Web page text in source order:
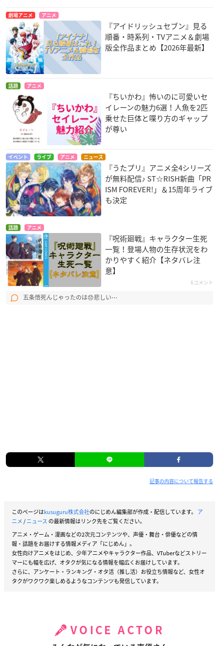
劇場アニメ アニメ
『アイドリッシュセブン』見る
順番・時系列・TVアニメ＆劇場
版全作品まとめ【2026年最新】
話題 アニメ
『ちいかわ』怖いのに可愛いセ
イレーンの魅力6選！人魚を2匹
乗せた巨体と喋り方のギャップ
が尊い
イベント ライブ アニメ ニュース
『うたプリ』アニメ全4シリーズ
が無料配信♪ ST☆RISH新曲「PR
ISM FOREVER!」＆15周年ライブ
も決定
話題 アニメ
『呪術廻戦』キャラクター生死
一覧！登場人物の生存状況をわ
かりやすく紹介【ネタバレ注
意】
6コメント
五条悟死んじゃったのは😞悲しい⋯
記事の内容について報告する
このページはkusuguru株式会社のにじめん編集部が作成・配信しています。 ア
ニメ/ニュース の最新情報はリンク先をご覧ください。
アニメ・ゲーム・漫画などの2次元コンテンツや、声優・舞台・俳優などの情
報・話題をお届けする情報メディア「にじめん」。
女性向けアニメをはじめ、少年アニメやキャラクター作品、VTuberなどストリー
マーにも幅を広げ、オタクが気になる情報を幅広くお届けしています。
さらに、アンケート・ランキング・オタ活（推し活）お役立ち情報など、女性オ
タクがワクワク楽しめるようなコンテンツも発信しています。
VOICE ACTOR